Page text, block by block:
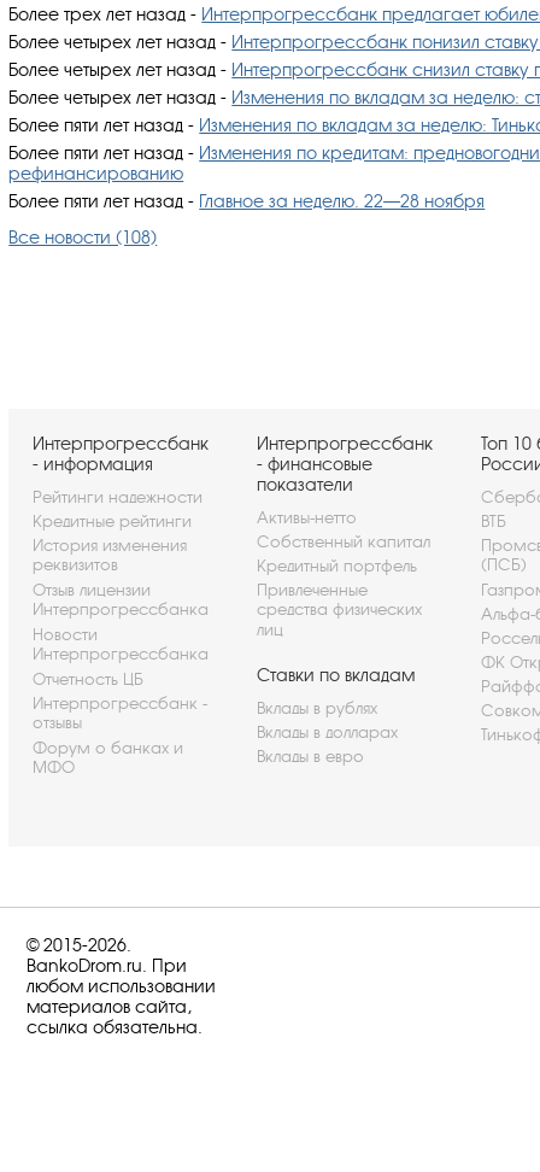
Более трех лет назад- Интерпрогрессбанк предлагает
Более четырех лет назад- Интерпрогрессбанк понизил
Более четырех лет назад- Интерпрогрессбанк снизил ставку
Более четырех лет назад- Изменения по вкладам за неделю:
Более пяти лет назад- Изменения по вкладам за неделю:
Более пяти лет назад- Изменения по кредитам:
рефинансированию
Более пяти лет назад- Главное за неделю. 22—28 ноября
Все новости (108)
Интерпрогрессбанк
- информация
Рейтинги надежности
Кредитные рейтинги
История изменения
реквизитов
Отзыв лицензии
Интерпрогрессбанка
Новости
Интерпрогрессбанка
Отчетность ЦБ
Интерпрогрессбанк -
отзывы
Форум о банках и
МФО
Интерпрогрессбанк
- финансовые
показатели
Активы-нетто
Собственный капитал
Кредитный портфель
Привлеченные
средства физических
лиц
Ставки по вкладам
Вклады в рублях
Вклады в долларах
Вклады в евро
Топ 10
ВТБ
(ПСБ)
ФК
© 2015-2026.
BankoDrom.ru. При
любом использовании
материалов сайта,
ссылка обязательна.